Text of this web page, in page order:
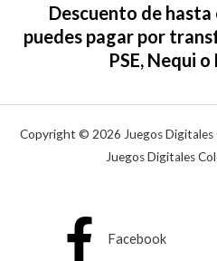
Descuento de hasta
puedes pagar por
PSE, Nequi
Copyright © 2026 Juegos Digitales
Juegos Digitales
Facebook